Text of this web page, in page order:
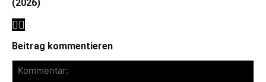
(2026)
Beitrag kommentieren